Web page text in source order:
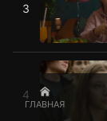
ГЛАВНАЯ
3
4
4 серия